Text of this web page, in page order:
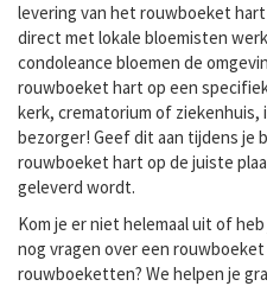
levering van het rouwboeket
direct met lokale bloemisten
condoleance bloemen de
rouwboeket hart op een
kerk, crematorium of ziekenhuis,
bezorger! Geef dit aan tijdens je
rouwboeket hart op de juiste
geleverd wordt.
Kom je er niet helemaal uit of
nog vragen over een
rouwboeketten? We helpen je